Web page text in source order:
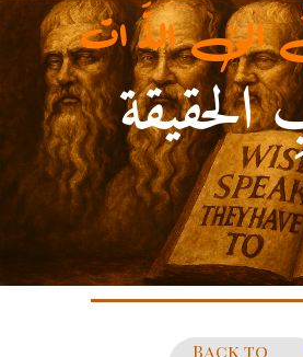
الحقيقة
طالب)
الى الذَّ ات
Back to